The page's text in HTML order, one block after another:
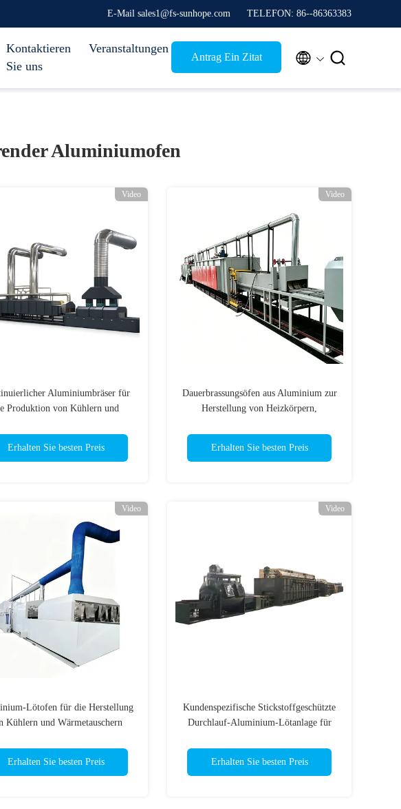
E-Mail sales1@fs-sunhope.com TELEFON: 86--86363383
Kontaktieren
Sie uns
Veranstaltungen
Antrag Ein Zitat  
Aluminiumofen
Video
Aluminiumbräser für
Produktion von Kühlern und
Erhalten Sie besten Preis
Video
Dauerbrassungsöfen aus Aluminium zur
Herstellung von Heizkörpern,
Erhalten Sie besten Preis
Video
Lötofen für die Herstellung
Kühlern und Wärmetauschern
Erhalten Sie besten Preis
Video
Kundenspezifische Stickstoffgeschützte
Durchlauf-Aluminium-Lötanlage für
Erhalten Sie besten Preis